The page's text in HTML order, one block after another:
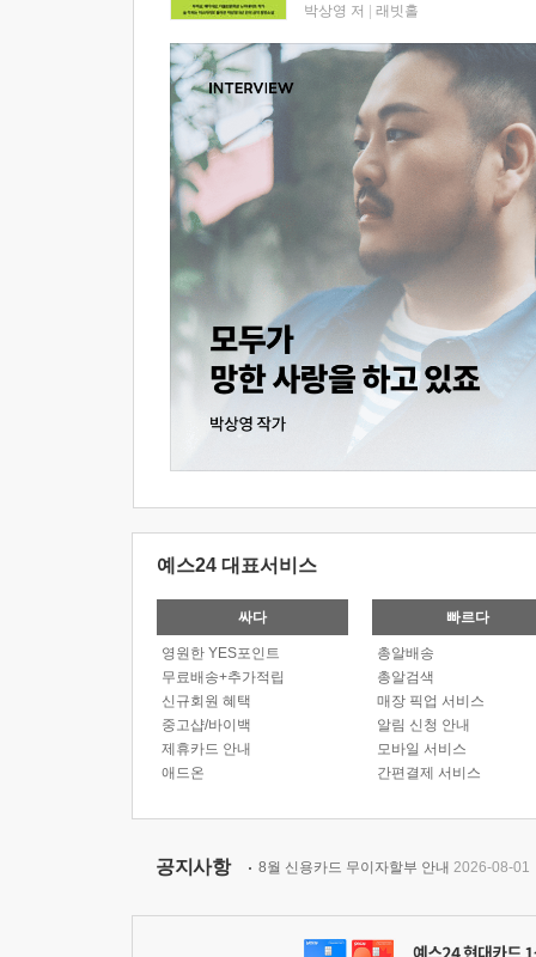
박상영 저 래빗홀
예스24 대표서비스
싸다
영원한 YES포인트
무료배송+추가적립
신규회원 혜택
중고샵/바이백
제휴카드 안내
애드온
빠르다
총알배송
총알검색
매장 픽업 서비스
알림 신청 안내
모바일 서비스
간편결제 서비스
공지사항 8월 신용카드 무이자할부 안내 2026-08-01